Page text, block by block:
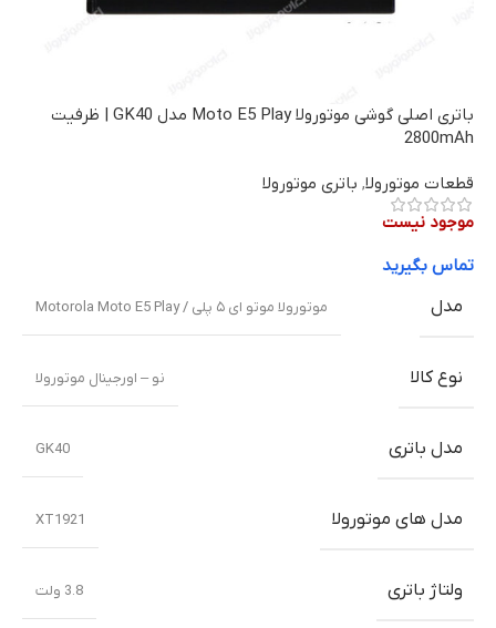
باتری اصلی گوشی موتورولا Moto E5 Play مدل GK40 | ظرفیت
2800mAh
قطعات موتورولا, باتری موتورولا
موجود نیست
تماس بگیرید
مدل
موتورولا موتو ای ۵ پلی / Motorola Moto E5 Play
نوع کالا نو – اورجینال موتورولا
مدل باتری GK40
مدل های موتورولا XT1921
ولتاژ باتری 3.8 ولت